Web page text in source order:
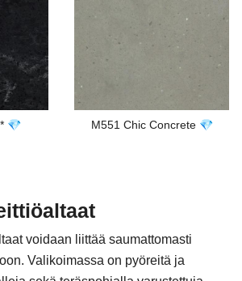
💎 M551 Chic Concrete 💎
voidaan liittää saumattomasti
Valikoimassa on pyöreitä ja